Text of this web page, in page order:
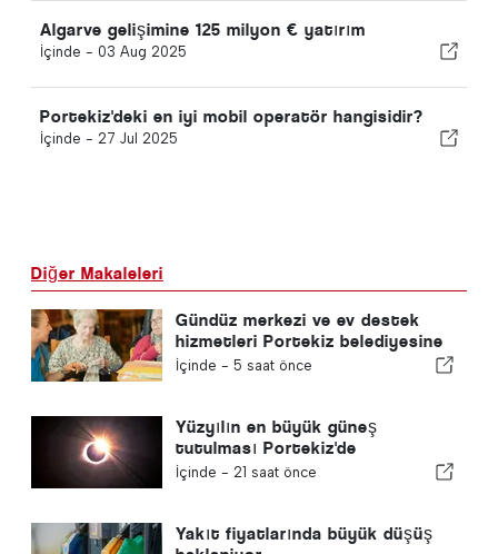
Algarve gelişimine 125 milyon € yatırım
İçinde - 03 Aug 2025
Portekiz'deki en iyi mobil operatör hangisidir?
İçinde - 27 Jul 2025
Diğer Makaleleri
Gündüz merkezi ve ev destek
hizmetleri Portekiz belediyesine
geri dönecek
İçinde - 5 saat önce
Yüzyılın en büyük güneş
tutulması Portekiz'de
gerçekleşiyor
İçinde - 21 saat önce
Yakıt fiyatlarında büyük düşüş